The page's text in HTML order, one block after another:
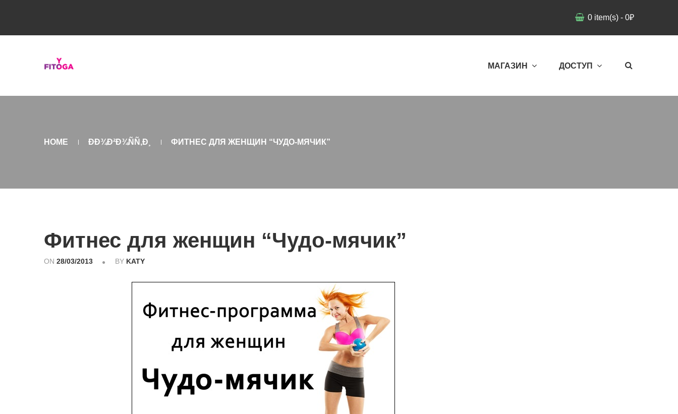
0 item(s) - 0₽
МАГАЗИН ДОСТУП
HOME ÐÐ¾Ð²Ð¾ÑÑ‚Ð¸ ФИТНЕС ДЛЯ ЖЕНЩИН “ЧУДО-МЯЧИК”
Фитнес для женщин “Чудо-мячик”
ON 28/03/2013 BY KATY